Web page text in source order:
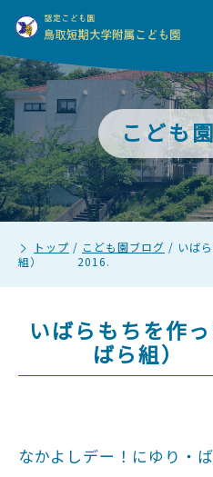
こども
トップ / こども園ブログ / いば
組） 2016.
いばらもちを作
ばら組
なかよしデー！にゆり・